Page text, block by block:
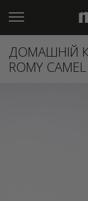
ДОМАШНІЙ
ROMY CAMEL